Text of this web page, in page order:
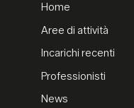
Home
Aree di attività
Incarichi recenti
Professionisti
News